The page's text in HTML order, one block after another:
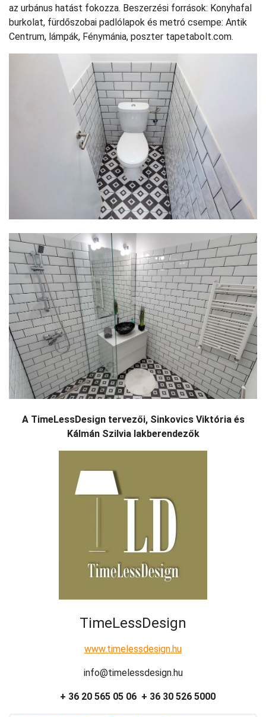
az urbánus hatást fokozza. Beszerzési források: Konyhafal
burkolat, fürdőszobai padlólapok és metró csempe: Antik
Centrum, lámpák, Fénymánia, poszter tapetabolt.com.
A TimeLessDesign tervezői, Sinkovics Viktória és
Kálmán Szilvia lakberendezők
TimeLessDesign
www.timelessdesign.hu
info@timelessdesign.hu
+ 36 20 565 05 06 + 36 30 526 5000